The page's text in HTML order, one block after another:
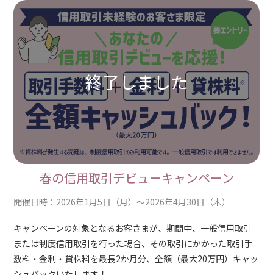
春の信用取引デビューキャンペーン
開催日時：2026年1月5日（月）～2026年4月30日（木）
キャンペーンの対象となるお客さまが、期間中、一般信用取引
または制度信用取引を行った場合、その取引にかかった取引手
数料・金利・貸株料を最長2か月分、全額（最大20万円）キャッ